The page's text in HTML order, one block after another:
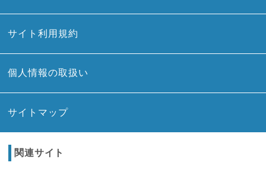
サイト利用規約
個人情報の取扱い
サイトマップ
関連サイト